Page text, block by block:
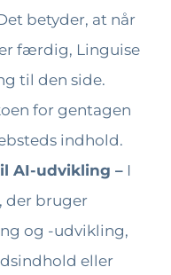
betyder, at når
færdig, Linguise
til den side.
for gentagen
indhold.
AI-udvikling – I
der bruger
og -udvikling,
eller